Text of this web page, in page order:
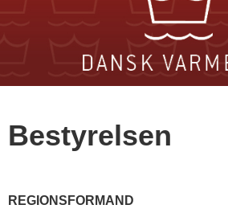
Bestyrelsen
REGIONSFORMAND